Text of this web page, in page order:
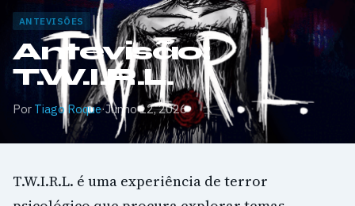
ANTEVISÕES
Antevisão:
T.W.I.R.L.
Por Tiago Roque·Junho 12, 2026
T.W.I.R.L. é uma experiência de terror